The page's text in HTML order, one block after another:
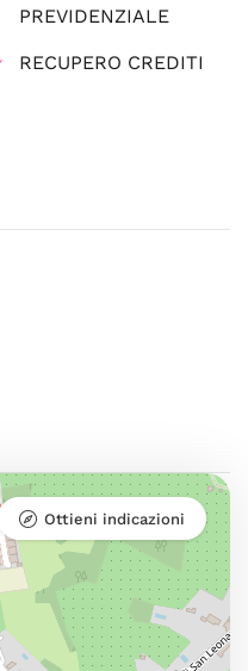
PREVIDENZIALE
RECUPERO CREDITI
Ottieni indicazioni